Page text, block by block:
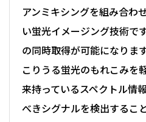
アンミキシングを組み合わ
い蛍光イメージング技術で
の同時取得が可能になりま
こりうる蛍光のもれこみを
来持っているスペクトル情
べきシグナルを検出するこ